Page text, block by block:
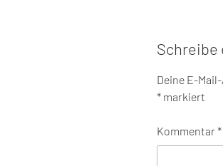
Schreibe
Deine E-
* markiert
Kommentar*